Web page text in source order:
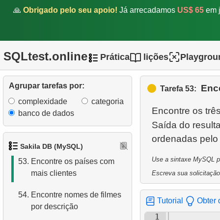
🙏 Obrigado pelo seu apoio! Já arrecadamos US$ 65 em
SQLtest.online Prática lições
Agrupar tarefas por:
complexidade
categoria
banco de dados
Sakila DB (MySQL)
o mês
filmes por loja
50.Encontre a distribuição da
atividade do cliente
popularidade do filme
52.Análise de ganhos
53. Encontre os países com
mais clientes
54. Encontre nomes de filmes
por descrição
Tarefa 53:
Encontre os
Saída do
Use a sintaxe MySQL
Escreva sua
Tutorial Obter
1